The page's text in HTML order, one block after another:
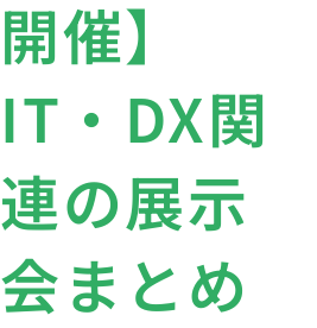
開催】
IT・DX関
連の展示
会まとめ